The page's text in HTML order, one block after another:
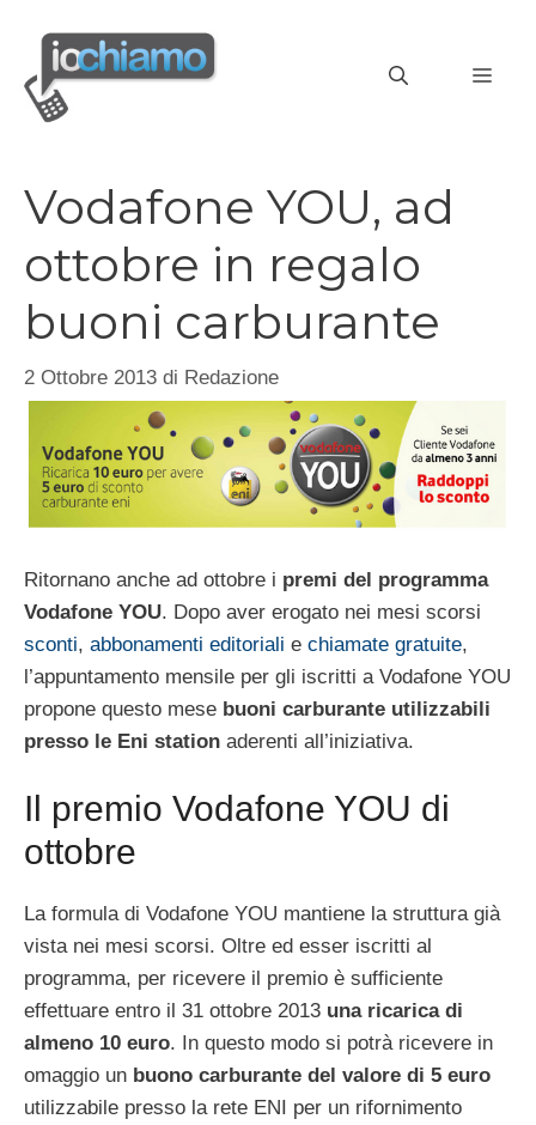
contenuto
Vodafone YOU, ad
ottobre in regalo
buoni carburante
2 Ottobre 2013 di Redazione
Ritornano anche ad ottobre i premi del programma
Vodafone YOU. Dopo aver erogato nei mesi scorsi
sconti, abbonamenti editoriali e chiamate gratuite,
l’appuntamento mensile per gli iscritti a Vodafone YOU
propone questo mese buoni carburante utilizzabili
presso le Eni station aderenti all’iniziativa.
Il premio Vodafone YOU di
ottobre
La formula di Vodafone YOU mantiene la struttura già
vista nei mesi scorsi. Oltre ed esser iscritti al
programma, per ricevere il premio è sufficiente
effettuare entro il 31 ottobre 2013 una ricarica di
almeno 10 euro. In questo modo si potrà ricevere in
omaggio un buono carburante del valore di 5 euro
utilizzabile presso la rete ENI per un rifornimento